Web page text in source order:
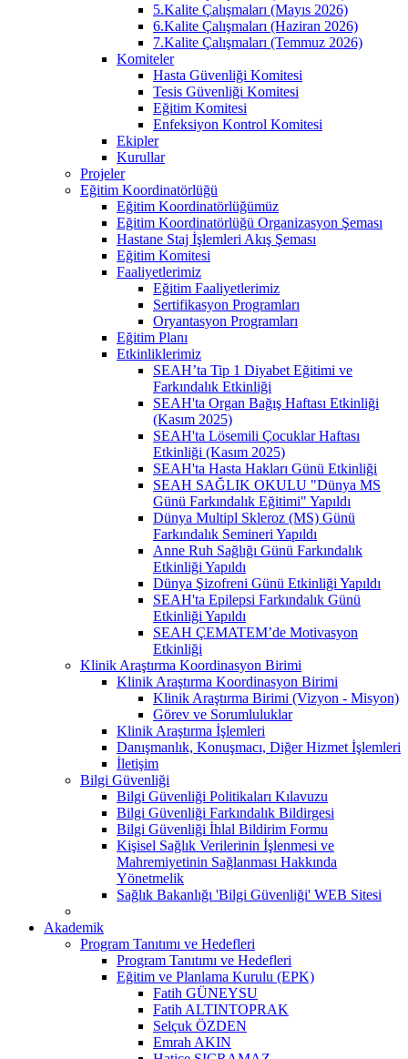
5.Kalite Çalışmaları (Mayıs 2026)
6.Kalite Çalışmaları (Haziran 2026)
7.Kalite Çalışmaları (Temmuz 2026)
Komiteler
Hasta Güvenliği Komitesi
Tesis Güvenliği Komitesi
Eğitim Komitesi
Enfeksiyon Kontrol Komitesi
Ekipler
Kurullar
Projeler
Eğitim Koordinatörlüğü
Eğitim Koordinatörlüğümüz
Eğitim Koordinatörlüğü Organizasyon Şeması
Hastane Staj İşlemleri Akış Şeması
Eğitim Komitesi
Faaliyetlerimiz
Eğitim Faaliyetlerimiz
Sertifikasyon Programları
Oryantasyon Programları
Eğitim Planı
Etkinliklerimiz
SEAH’ta Tip 1 Diyabet Eğitimi ve
Farkındalık Etkinliği
SEAH'ta Organ Bağış Haftası Etkinliği
(Kasım 2025)
SEAH'ta Lösemili Çocuklar Haftası
Etkinliği (Kasım 2025)
SEAH'ta Hasta Hakları Günü Etkinliği
SEAH SAĞLIK OKULU "Dünya MS
Günü Farkındalık Eğitimi" Yapıldı
Dünya Multipl Skleroz (MS) Günü
Farkındalık Semineri Yapıldı
Anne Ruh Sağlığı Günü Farkındalık
Etkinliği Yapıldı
Dünya Şizofreni Günü Etkinliği Yapıldı
SEAH'ta Epilepsi Farkındalık Günü
Etkinliği Yapıldı
SEAH ÇEMATEM’de Motivasyon
Etkinliği
Klinik Araştırma Koordinasyon Birimi
Klinik Araştırma Koordinasyon Birimi
Klinik Araştırma Birimi (Vizyon - Misyon)
Görev ve Sorumluluklar
Klinik Araştırma İşlemleri
Danışmanlık, Konuşmacı, Diğer Hizmet İşlemleri
İletişim
Bilgi Güvenliği
Bilgi Güvenliği Politikaları Kılavuzu
Bilgi Güvenliği Farkındalık Bildirgesi
Bilgi Güvenliği İhlal Bildirim Formu
Kişisel Sağlık Verilerinin İşlenmesi ve
Mahremiyetinin Sağlanması Hakkında
Yönetmelik
Sağlık Bakanlığı 'Bilgi Güvenliği' WEB Sitesi
Akademik
Program Tanıtımı ve Hedefleri
Program Tanıtımı ve Hedefleri
Eğitim ve Planlama Kurulu (EPK)
Fatih GÜNEYSU
Fatih ALTINTOPRAK
Selçuk ÖZDEN
Emrah AKIN